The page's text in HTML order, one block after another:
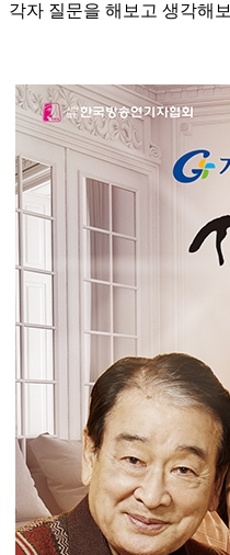
각자 질문을 해보고 생각해